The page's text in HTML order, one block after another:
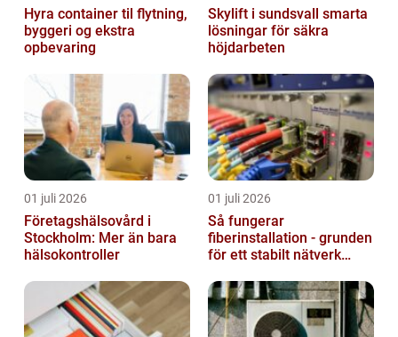
Hyra container til flytning,
byggeri og ekstra
opbevaring
Skylift i sundsvall smarta
lösningar för säkra
höjdarbeten
01 juli 2026
Företagshälsovård i
Stockholm: Mer än bara
hälsokontroller
01 juli 2026
Så fungerar
fiberinstallation - grunden
för ett stabilt nätverk